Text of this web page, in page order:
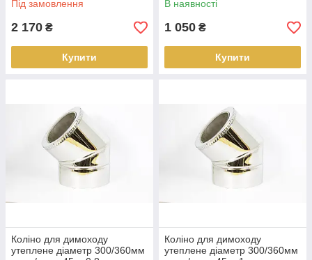
Під замовлення
2 170 ₴
Купити
В наявності
1 050 ₴
Купити
Коліно для димоходу
утеплене діаметр 300/360мм
Коліно для димоходу
утеплене діаметр 300/360мм